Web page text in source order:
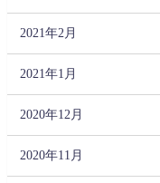
2021年2月
2021年1月
2020年12月
2020年11月